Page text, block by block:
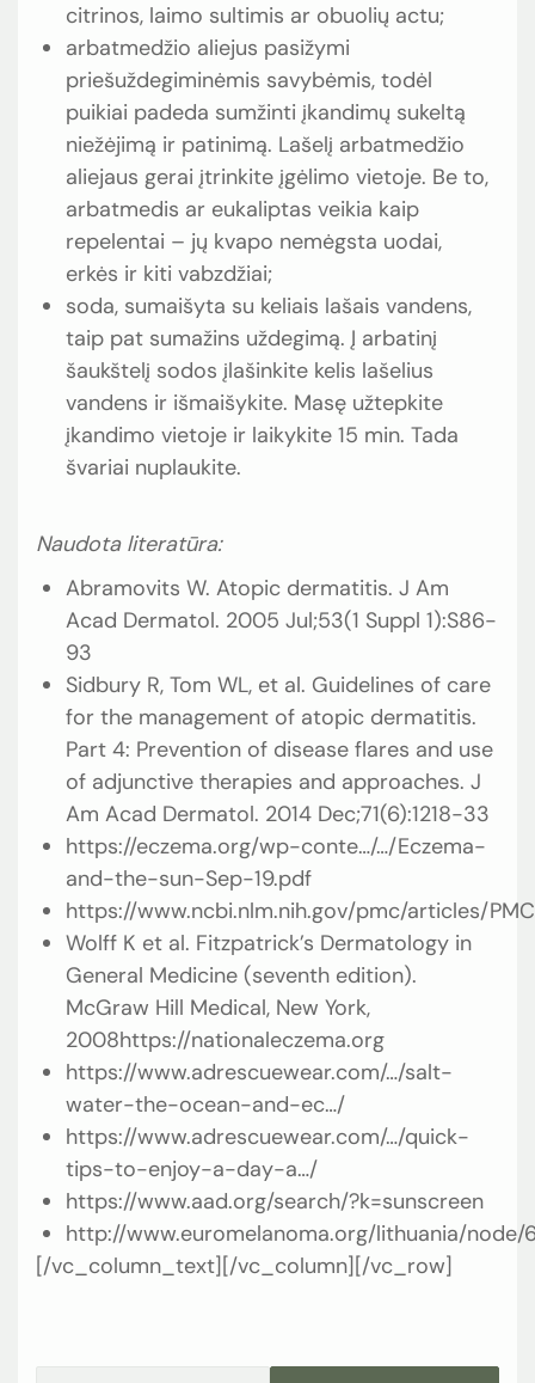
citrinos, laimo sultimis ar obuolių actu;
arbatmedžio aliejus pasižymi
priešuždegiminėmis savybėmis, todėl
puikiai padeda sumžinti įkandimų sukeltą
niežėjimą ir patinimą. Lašelį arbatmedžio
aliejaus gerai įtrinkite įgėlimo vietoje. Be to,
arbatmedis ar eukaliptas veikia kaip
repelentai – jų kvapo nemėgsta uodai,
erkės ir kiti vabzdžiai;
soda, sumaišyta su keliais lašais vandens,
taip pat sumažins uždegimą. Į arbatinį
šaukštelį sodos įlašinkite kelis lašelius
vandens ir išmaišykite. Masę užtepkite
įkandimo vietoje ir laikykite 15 min. Tada
švariai nuplaukite.
Naudota literatūra:
Abramovits W. Atopic dermatitis. J Am
Acad Dermatol. 2005 Jul;53(1 Suppl 1):S86-
93
Sidbury R, Tom WL, et al. Guidelines of care
for the management of atopic dermatitis.
Part 4: Prevention of disease flares and use
of adjunctive therapies and approaches. J
Am Acad Dermatol. 2014 Dec;71(6):1218-33
https://eczema.org/wp-conte…/…/Eczema-
and-the-sun-Sep-19.pdf
https://www.ncbi.nlm.nih.gov/pmc/articles/
Wolff K et al. Fitzpatrick’s Dermatology in
General Medicine (seventh edition).
McGraw Hill Medical, New York,
2008https://nationaleczema.org
https://www.adrescuewear.com/…/salt-
water-the-ocean-and-ec…/
https://www.adrescuewear.com/…/quick-
tips-to-enjoy-a-day-a…/
https://www.aad.org/search/?k=sunscreen
http://www.euromelanoma.org/lithuania/node/
[/vc_column_text][/vc_column][/vc_row]